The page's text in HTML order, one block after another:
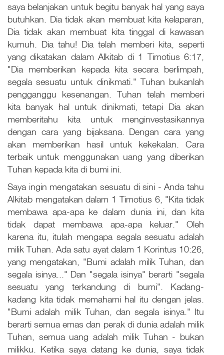
saya belanjakan untuk begitu banyak hal yang saya
butuhkan. Dia tidak akan membuat kita kelaparan,
Dia tidak akan membuat kita tinggal di kawasan
kumuh. Dia tahu! Dia telah memberi kita, seperti
yang dikatakan dalam Alkitab di 1 Timotius 6:17,
"Dia memberikan kepada kita secara berlimpah,
segala sesuatu untuk dinikmati." Tuhan bukanlah
pengganggu kesenangan. Tuhan telah memberi
kita banyak hal untuk dinikmati, tetapi Dia akan
memberitahu kita untuk menginvestasikannya
dengan cara yang bijaksana. Dengan cara yang
akan memberikan hasil untuk kekekalan. Cara
terbaik untuk menggunakan uang yang diberikan
Tuhan kepada kita di bumi ini.
Saya ingin mengatakan sesuatu di sini - Anda tahu
Alkitab mengatakan dalam 1 Timotius 6, "Kita tidak
membawa apa-apa ke dalam dunia ini, dan kita
tidak dapat membawa apa-apa keluar." Oleh
karena itu, itulah mengapa segala sesuatu adalah
milik Tuhan. Ada satu ayat dalam 1 Korintus 10:26,
yang mengatakan, "Bumi adalah milik Tuhan, dan
segala isinya..." Dan "segala isinya" berarti "segala
sesuatu yang terkandung di bumi". Kadang-
kadang kita tidak memahami hal itu dengan jelas.
"Bumi adalah milik Tuhan, dan segala isinya." Itu
berarti semua emas dan perak di dunia adalah milik
Tuhan, semua uang adalah milik Tuhan - bukan
milikku. Ketika saya datang ke dunia, saya tidak